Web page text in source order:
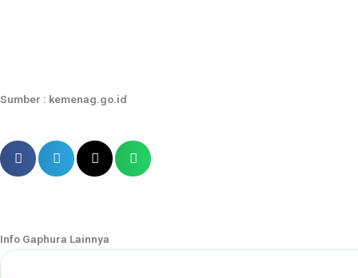
Sumber : kemenag.go.id
Info Gaphura Lainnya